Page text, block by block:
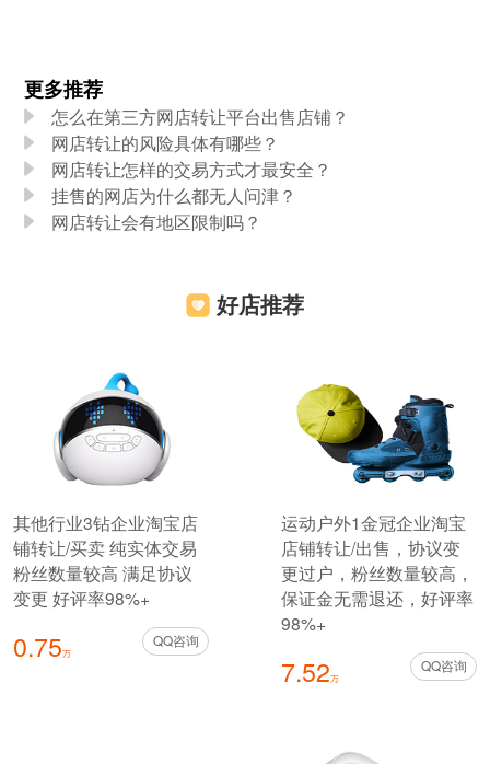
更多推荐
怎么在第三方网店转让平台出售店铺？
网店转让的风险具体有哪些？
网店转让怎样的交易方式才最安全？
挂售的网店为什么都无人问津？
网店转让会有地区限制吗？
好店推荐
其他行业3钻企业淘宝店
铺转让/买卖 纯实体交易
粉丝数量较高 满足协议
变更 好评率98%+
0.75万
QQ咨询
运动户外1金冠企业淘宝
店铺转让/出售，协议变
更过户，粉丝数量较高，
保证金无需退还，好评率
98%+
7.52万
QQ咨询